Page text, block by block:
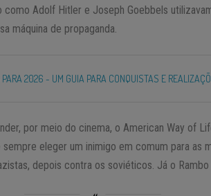
Adolf Hitler e Joseph Goebbels
máquina de propaganda.
2026 - UM GUIA PARA CONQUISTAS E
por meio do cinema, o American Way of
eleger um inimigo em comum para as
depois contra os soviéticos. Já o